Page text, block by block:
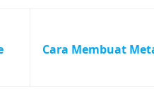
Cara Membuat